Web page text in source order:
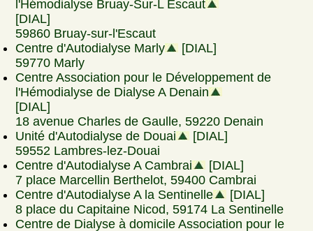
l'Hémodialyse Bruay-Sur-L Escaut
[DIAL]
59860 Bruay-sur-l'Escaut
Centre d'Autodialyse Marly
[DIAL]
59770 Marly
Centre Association pour le Développement de
l'Hémodialyse de Dialyse A Denain
[DIAL]
18 avenue Charles de Gaulle, 59220 Denain
Unité d'Autodialyse de Douai
[DIAL]
59552 Lambres-lez-Douai
Centre d'Autodialyse A Cambrai
[DIAL]
7 place Marcellin Berthelot, 59400 Cambrai
Centre d'Autodialyse A la Sentinelle
[DIAL]
8 place du Capitaine Nicod, 59174 La Sentinelle
Centre de Dialyse à domicile Association pour le